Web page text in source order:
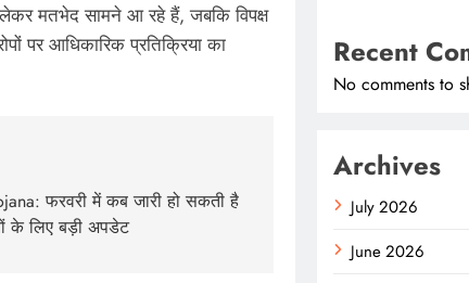
मतभेद सामने आ रहे हैं, जबकि विपक्ष
पर आधिकारिक प्रतिक्रिया का
फरवरी में कब जारी हो सकती है
के लिए बड़ी अपडेट
Recent
No comments to
Archives
July 2026
June 2026